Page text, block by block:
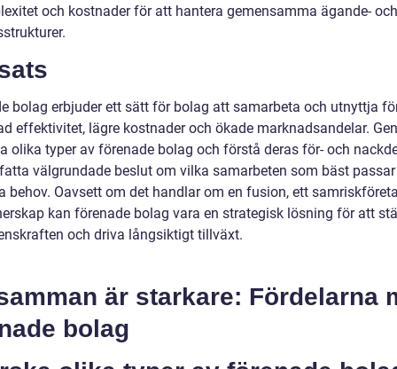
och kostnader för att hantera gemensamma ägande- och
bolag erbjuder ett sätt för bolag att samarbeta och utnyttja
effektivitet, lägre kostnader och ökade marknadsandelar.
olika typer av förenade bolag och förstå deras för- och
välgrundade beslut om vilka samarbeten som bäst
behov. Oavsett om det handlar om en fusion, ett
kan förenade bolag vara en strategisk lösning för att
och driva långsiktigt tillväxt.
är starkare: Fördelarna
bolag